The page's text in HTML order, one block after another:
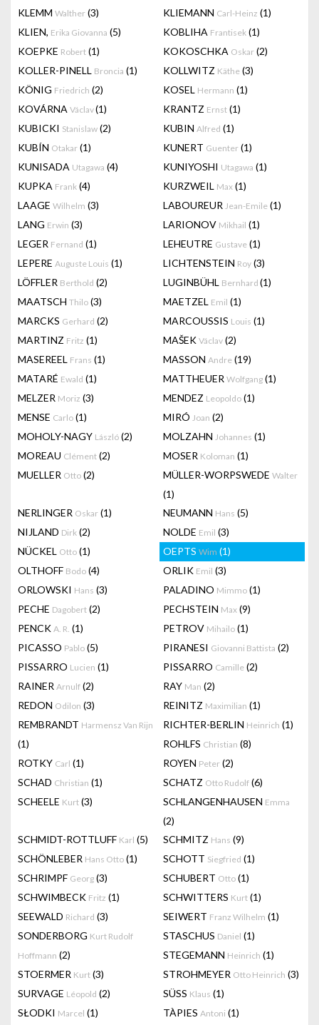
KLEMM Walther (3) KLIEMANN Carl-Heinz (1)
KLIEN, Erika Giovanna (5) KOBLIHA Frantisek (1)
KOEPKE Robert (1) KOKOSCHKA Oskar (2)
KOLLER-PINELL Broncia (1) KOLLWITZ Käthe (3)
KÖNIG Friedrich (2) KOSEL Hermann (1)
KOVÁRNA Václav(1) KRANTZ Ernst (1)
KUBICKI Stanislaw (2) KUBIN Alfred (1)
KUBÍN Otakar (1) KUNERT Guenter (1)
KUNISADA Utagawa (4) KUNIYOSHI Utagawa (1)
KUPKA Frank (4) KURZWEIL Max (1)
LAAGE Wilhelm (3) LABOUREUR Jean-Emile (1)
LANG Erwin (3) LARIONOV Mikhail (1)
LEGER Fernand (1) LEHEUTRE Gustave (1)
LEPERE Auguste Louis (1) LICHTENSTEIN Roy (3)
LÖFFLER Berthold (2) LUGINBÜHL Bernhard (1)
MAATSCH Thilo (3) MAETZEL Emil (1)
MARCKS Gerhard (2) MARCOUSSIS Louis (1)
MARTINZ Fritz (1) MAŠEK Václav (2)
MASEREEL Frans (1) MASSON Andre (19)
MATARÉ Ewald (1) MATTHEUER Wolfgang (1)
MELZER Moriz (3) MENDEZ Leopoldo (1)
MENSE Carlo (1) MIRÓ Joan (2)
MOHOLY-NAGY László (2) MOLZAHN Johannes (1)
MOREAU Clément (2) MOSER Koloman (1)
MUELLER Otto (2) MÜLLER-WORPSWEDE Walter
(1)
NERLINGER Oskar (1) NEUMANN Hans (5)
NIJLAND Dirk (2) NOLDE Emil (3)
NÜCKEL Otto (1) OEPTS Wim (1)
OLTHOFF Bodo (4) ORLIK Emil (3)
ORLOWSKI Hans (3) PALADINO Mimmo (1)
PECHE Dagobert (2) PECHSTEIN Max (9)
PENCK A. R. (1) PETROV Mihailo (1)
PICASSO Pablo (5) PIRANESI Giovanni Battista (2)
PISSARRO Lucien (1) PISSARRO Camille (2)
RAINER Arnulf (2) RAY Man (2)
REDON Odilon (3) REINITZ Maximilian (1)
REMBRANDT Harmensz Van Rijn
(1)
RICHTER-BERLIN Heinrich (1)
ROHLFS Christian (8)
ROTKY Carl (1) ROYEN Peter (2)
SCHAD Christian (1) SCHATZ Otto Rudolf (6)
SCHEELE Kurt (3) SCHLANGENHAUSEN Emma
(2)
SCHMIDT-ROTTLUFF Karl (5) SCHMITZ Hans (9)
SCHÖNLEBER Hans Otto (1) SCHOTT Siegfried (1)
SCHRIMPF Georg (3) SCHUBERT Otto (1)
SCHWIMBECK Fritz (1) SCHWITTERS Kurt (1)
SEEWALD Richard (3) SEIWERT Franz Wilhelm (1)
SONDERBORG Kurt Rudolf
Hoffmann (2)
STASCHUS Daniel (1)
STEGEMANN Heinrich (1)
STOERMER Kurt (3) STROHMEYER Otto Heinrich (3)
SURVAGE Léopold (2) SÜSS Klaus (1)
SŁODKI Marcel (1) TÀPIES Antoni (1)